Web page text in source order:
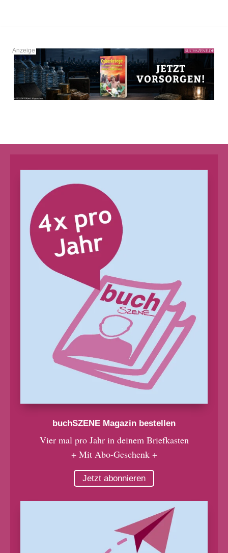
buchSZENE Magazin bestellen
Vier mal pro Jahr in deinem Briefkasten
+ Mit Abo-Geschenk +
Jetzt abonnieren